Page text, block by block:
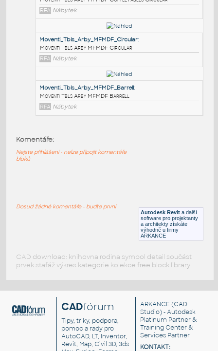
Moventi Tbls Arby MFMDF CoffeeTables
RFA Nábytek
Moventi_Tbls_Arby_MFMDF_CoffeeTables_Circular
Moventi Tbls Arby MFMDF CoffeeTables Circular
RFA Nábytek
Moventi_Tbls_Arby_MFMDF_Circular
Moventi Tbls Arby MFMDF Circular
Moventi Tbls Arby MFMDF Barrell
Autodesk Revit a další
software pro projektanty
a architekty získáte
výhodně u firmy
ARKANCE
Komentáře:
Nejste přihlášeni - nelze připojit komentáře
bloků
Dosud žádné komentáře - buďte první
CAD download: knihovna rodina symbol detail součást
prvek stafáž výkres kategorie kolekce free block library
CADfórum
Tipy, triky, podpora,
pomoc a rady pro
AutoCAD, LT, Inventor,
Revit, Map, Civil 3D, 3ds
ARKANCE (CAD
Studio) - Autodesk
Platinum Partner &
Training Center &
Services Partner
KONTAKT: